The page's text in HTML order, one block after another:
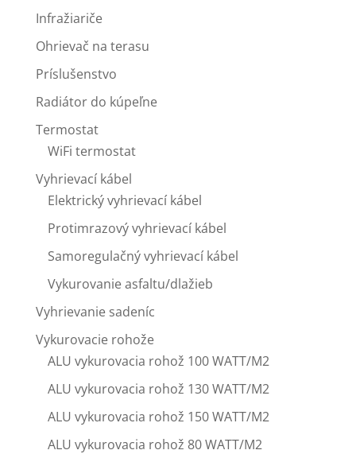
Infražiariče
Ohrievač na terasu
Príslušenstvo
Radiátor do kúpeľne
Termostat
WiFi termostat
Vyhrievací kábel
Elektrický vyhrievací kábel
Protimrazový vyhrievací kábel
Samoregulačný vyhrievací kábel
Vykurovanie asfaltu/dlažieb
Vyhrievanie sadeníc
Vykurovacie rohože
ALU vykurovacia rohož 100 WATT/M2
ALU vykurovacia rohož 130 WATT/M2
ALU vykurovacia rohož 150 WATT/M2
ALU vykurovacia rohož 80 WATT/M2